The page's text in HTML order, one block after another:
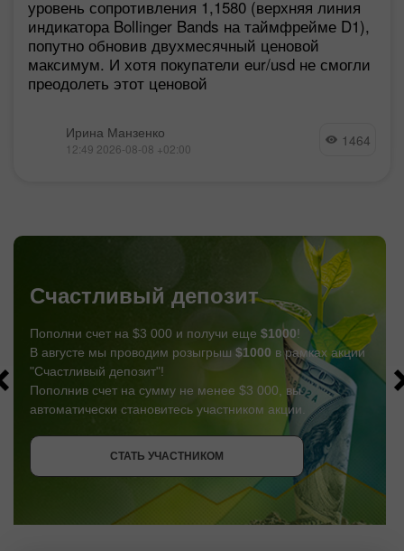
уровень сопротивления 1,1580 (верхняя линия
индикатора Bollinger Bands на таймфрейме D1),
попутно обновив двухмесячный ценовой
максимум. И хотя покупатели eur/usd не смогли
преодолеть этот ценовой
Ирина Манзенко
12:49 2026-08-08 +02:00 1464
СТАТЬ УЧАСТНИКОМ
Счастливый депозит
Пополни счет на $3 000 и получи еще $1000!
В августе мы проводим розыгрыш $1000 в рамках акции
"Счастливый депозит"!
Пополнив счет на сумму не менее $3 000, вы
автоматически становитесь участником акции.
СТАТЬ УЧАСТНИКОМ
ПОЛУЧИТЬ БОНУС